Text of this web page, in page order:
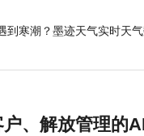
到寒潮？墨迹天气实时天
、解放管理的